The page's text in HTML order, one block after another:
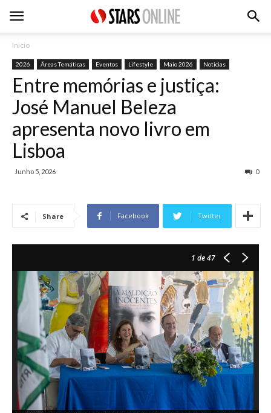
Inicio
2026 Áreas Temáticas Eventos Lifestyle Maio 2026 Noticias
Entre memórias e justiça:
José Manuel Beleza
apresenta novo livro em
Lisboa
Junho 5, 2026 0
Share Facebook Twitter
1 de 47